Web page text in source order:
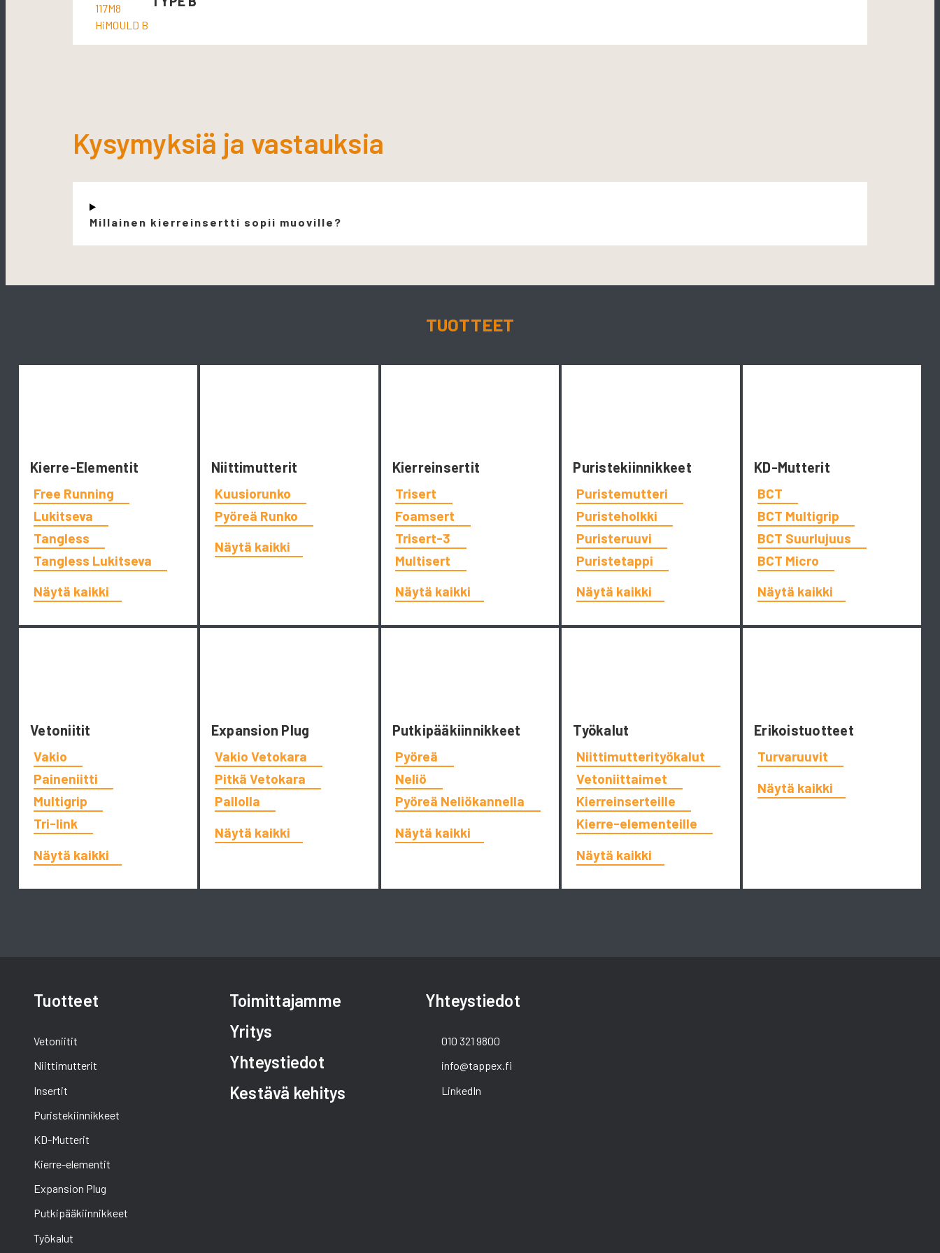
Kysymyksiä ja vastauksia
Millainen kierreinsertti sopii muoville?
TUOTTEET
Kierre-Elementit
Free Running
Lukitseva
Tangless
Tangless Lukitseva
Näytä kaikki
Niittimutterit
Kuusiorunko
Pyöreä Runko
Näytä kaikki
Kierreinsertit
Trisert
Foamsert
Trisert-3
Multisert
Näytä kaikki
Puristekiinnikkeet
Puristemutteri
Puristeholkki
Puristeruuvi
Puristetappi
Näytä kaikki
KD-Mutterit
BCT
BCT Multigrip
BCT Suurlujuus
BCT Micro
Näytä kaikki
Vetoniitit
Vakio
Paineniitti
Multigrip
Tri-link
Näytä kaikki
Expansion Plug
Vakio Vetokara
Pitkä Vetokara
Pallolla
Näytä kaikki
Putkipääkiinnikkeet
Pyöreä
Neliö
Pyöreä Neliökannella
Näytä kaikki
Työkalut
Niittimutterityökalut
Vetoniittaimet
Kierreinserteille
Kierre-elementeille
Näytä kaikki
Erikoistuotteet
Turvaruuvit
Näytä kaikki
Tuotteet
Vetoniitit
Niittimutterit
Insertit
Puristekiinnikkeet
KD-Mutterit
Kierre-elementit
Expansion Plug
Putkipääkiinnikkeet
Työkalut
Toimittajamme
Yritys
Yhteystiedot
Kestävä kehitys
Yhteystiedot
010 321 9800
info@tappex.fi
LinkedIn